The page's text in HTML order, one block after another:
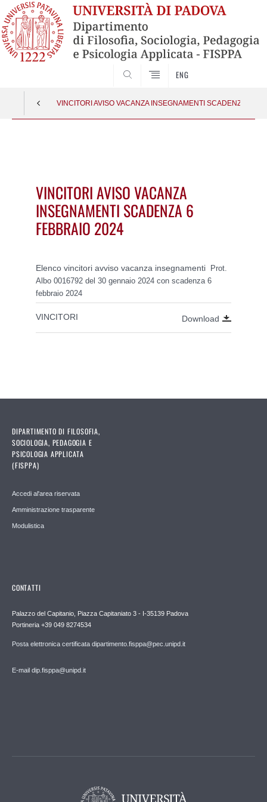
ENG
VINCITORI AVISO VACANZA INSEGNAMENTI SCADENZA 6
VINCITORI AVISO VACANZA
INSEGNAMENTI SCADENZA 6
FEBBRAIO 2024
Elenco vincitori avviso vacanza insegnamenti
Prot.
Albo 0016792 del 30 gennaio 2024 con scadenza 6
febbraio 2024
VINCITORI Download
DIPARTIMENTO DI FILOSOFIA,
SOCIOLOGIA, PEDAGOGIA E
PSICOLOGIA APPLICATA
(FISPPA)
Accedi al'area riservata
Amministrazione trasparente
Modulistica
CONTATTI
Palazzo del Capitanio, Piazza Capitaniato 3 - I-35139 Padova
Portineria +39 049 8274534
Posta elettronica certificata dipartimento.fisppa@pec.unipd.it
E-mail dip.fisppa@unipd.it